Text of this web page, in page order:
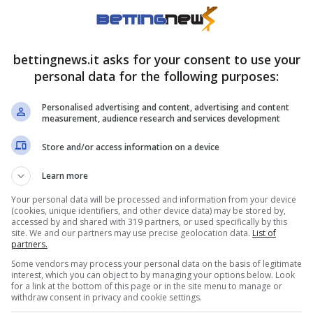
in porta (Ansa Foto) – BettingNews.it
faraonica, il City proverà a rivitalizzare la
Semenyo
bettingnews.it asks for your consent to use your
personal data for the following purposes:
Personalised advertising and content, advertising and content
measurement, audience research and services development
Store and/or access information on a device
Learn more
Your personal data will be processed and information from your device
(cookies, unique identifiers, and other device data) may be stored by,
accessed by and shared with 319 partners, or used specifically by this
site. We and our partners may use precise geolocation data. List of
partners.
Some vendors may process your personal data on the basis of legitimate
interest, which you can object to by managing your options below. Look
for a link at the bottom of this page or in the site menu to manage or
withdraw consent in privacy and cookie settings.